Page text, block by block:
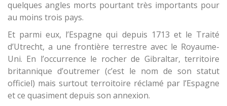
quelques angles morts pourtant très importants pour
au moins trois pays.
Et parmi eux, l’Espagne qui depuis 1713 et le Traité
d’Utrecht, a une frontière terrestre avec le Royaume-
Uni. En l’occurrence le rocher de Gibraltar, territoire
britannique d’outremer (c’est le nom de son statut
officiel) mais surtout terroitoire réclamé par l’Espagne
et ce quasiment depuis son annexion.